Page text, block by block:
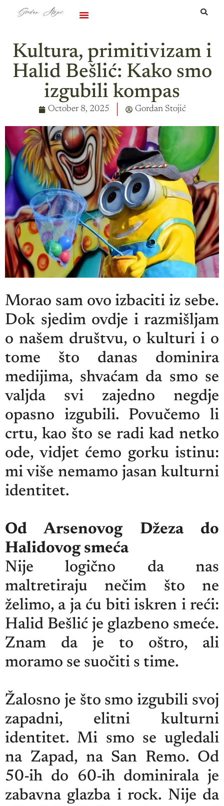
Kultura, primitivizam i
Halid Bešlić: Kako smo
izgubili kompas
October 8, 2025 Gordan Stojić
Morao sam ovo izbaciti iz sebe.
Dok sjedim ovdje i razmišljam
o našem društvu, o kulturi i o
tome što danas dominira
medijima, shvaćam da smo se
valjda svi zajedno negdje
opasno izgubili. Povučemo li
crtu, kao što se radi kad netko
ode, vidjet ćemo gorku istinu:
mi više nemamo jasan kulturni
identitet.
Od Arsenovog Džeza do
Halidovog smeća
Nije logično da nas
maltretiraju nečim što ne
želimo, a ja ću biti iskren i reći:
Halid Bešlić je glazbeno smeće.
Znam da je to oštro, ali
moramo se suočiti s time.
Žalosno je što smo izgubili svoj
zapadni, elitni kulturni
identitet. Mi smo se ugledali
na Zapad, na San Remo. Od
50-ih do 60-ih dominirala je
zabavna glazba i rock. Nije da